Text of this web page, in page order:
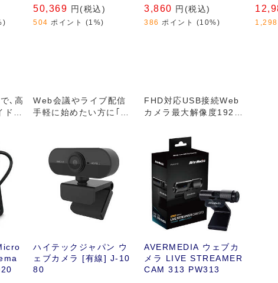
グレイ)(2019)
50,369 円(税込)
504 ポイント (1%)
3,860 円(税込)
386 ポイント (10%) 1,298
､高
ス
し
Web会議やライブ配信
手軽に始めたい方に｢W
ハイテックジャパン ウ
ェブカメラ [有線] J-10
80
FHD対応USB接続Web
カメラ最大解像度1920
した高画質カメラ｡
AVERMEDIA ウェブカ
メラ LIVE STREAMER
CAM 313 PW313